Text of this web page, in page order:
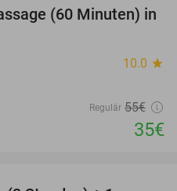
36%
(60 Minuten) in
10.0 star
Regulär 55€
35€